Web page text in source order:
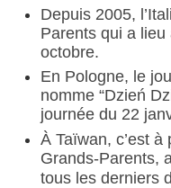
Depuis 2005,
Parents qui a
octobre.
En Pologne, le
nomme “Dzień
journée du 22
À Taïwan, c’est
Grands-Parents,
tous les derniers